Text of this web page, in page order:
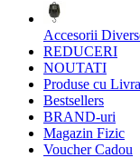
Accesorii
REDUCERI
NOUTATI
Produse cu
Bestsellers
BRAND-uri
Magazin Fizic
Voucher Cadou